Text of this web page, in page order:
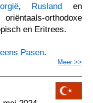
, Rusland en
orthodoxe
en Eritrees.
Pasen.
Meer >>